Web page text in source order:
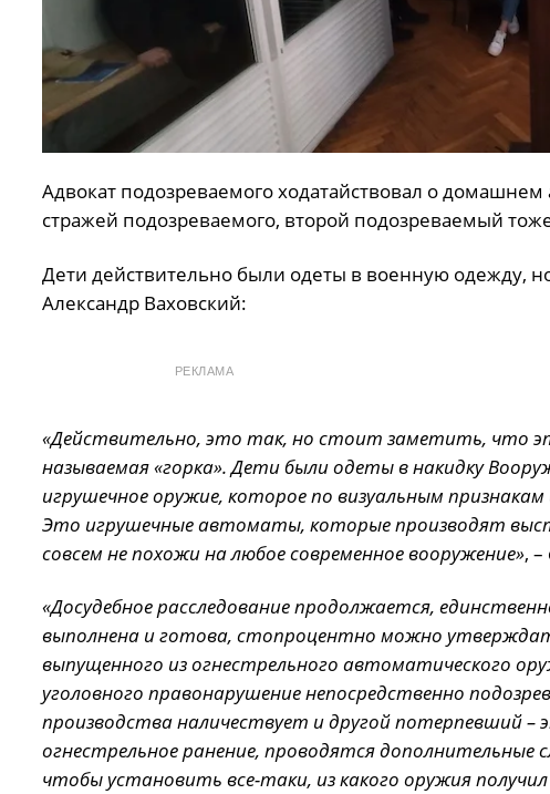
Адвокат подозреваемого ходатайствовал о
стражей подозреваемого, второй подозреваемый
Дети действительно были одеты в военную одежду,
Александр Ваховский:
РЕКЛАМА
«Действительно, это так, но стоит заметить, что
называемая «горка». Дети были одеты в накидку
игрушечное оружие, которое по визуальным
Это игрушечные автоматы, которые производят
совсем не похожи на любое современное вооружение», –
«Досудебное расследование продолжается,
выполнена и готова, стопроцентно можно
выпущенного из огнестрельного автоматического
уголовного правонарушение непосредственно
производства наличествует и другой потерпевший
огнестрельное ранение, проводятся
чтобы установить все-таки, из какого оружия